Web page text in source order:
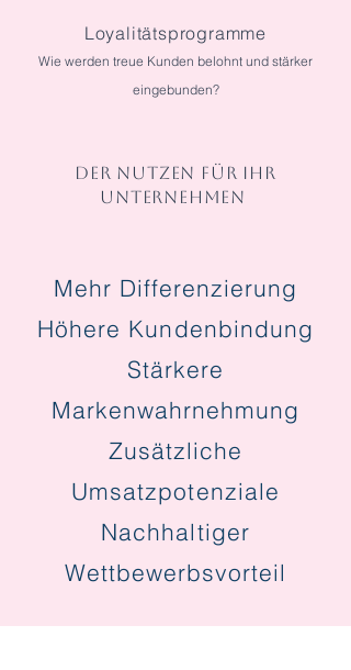
Loyalitätsprogramme
Wie werden treue Kunden belohnt und stärker
eingebunden?
DER NUTZEN FÜR IHR
UNTERNEHMEN
Mehr Differenzierung
Höhere Kundenbindung
Stärkere
Markenwahrnehmung
Zusätzliche
Umsatzpotenziale
Nachhaltiger
Wettbewerbsvorteil